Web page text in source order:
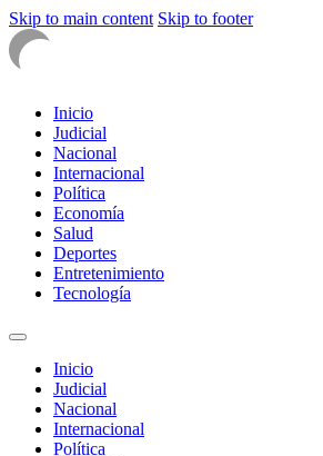
Skip to main content Skip to footer
Inicio
Judicial
Nacional
Internacional
Política
Economía
Salud
Deportes
Entretenimiento
Tecnología
Inicio
Judicial
Nacional
Internacional
Política